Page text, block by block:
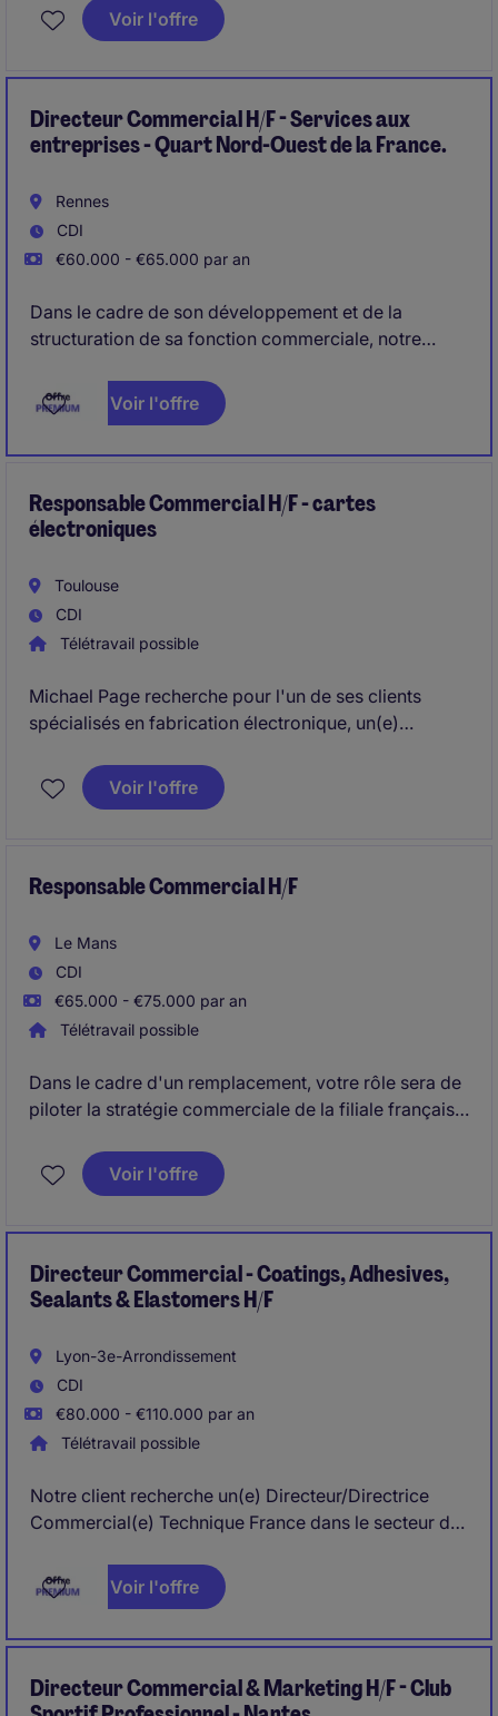
la stratégie commerciale en France et à
l'international, pilote les équipes et accélère le
Commercial(e) H/F contribue à la transformation
commerciale de l'entreprise depuis Vaulx-Milieu.
Voir l'offre
Directeur Commercial H/F - Services aux
entreprises - Quart Nord-Ouest de la France.
Rennes
CDI
€60.000 - €65.000 par an
Dans le cadre de son développement et de la
structuration de sa fonction commerciale, notre
Commercial(e) H/F.
Voir l'offre
Responsable Commercial H/F - cartes
électroniques
Toulouse
CDI
Télétravail possible
Michael Page recherche pour l'un de ses clients
spécialisés en fabrication électronique, un(e)
l'activité sur différents secteurs.
Voir l'offre
Responsable Commercial H/F
Le Mans
CDI
€65.000 - €75.000 par an
Télétravail possible
Dans le cadre d'un remplacement, votre rôle sera de
piloter la stratégie commerciale de la filiale française,
manager une équipe d'une quinzaine de
collaborateurs (commerciaux itinérants et
Voir l'offre
Directeur Commercial - Coatings, Adhesives,
Sealants & Elastomers H/F
Lyon-3e-Arrondissement
CDI
€80.000 - €110.000 par an
Télétravail possible
Notre client recherche un(e) Directeur/Directrice
Commercial(e) Technique France dans le secteur de
techniques, basé(e) en France (Paris, Lyon ou proche
Bondues), afin de piloter la croissance commerciale
dédiée.
Voir l'offre
Directeur Commercial & Marketing H/F - Club